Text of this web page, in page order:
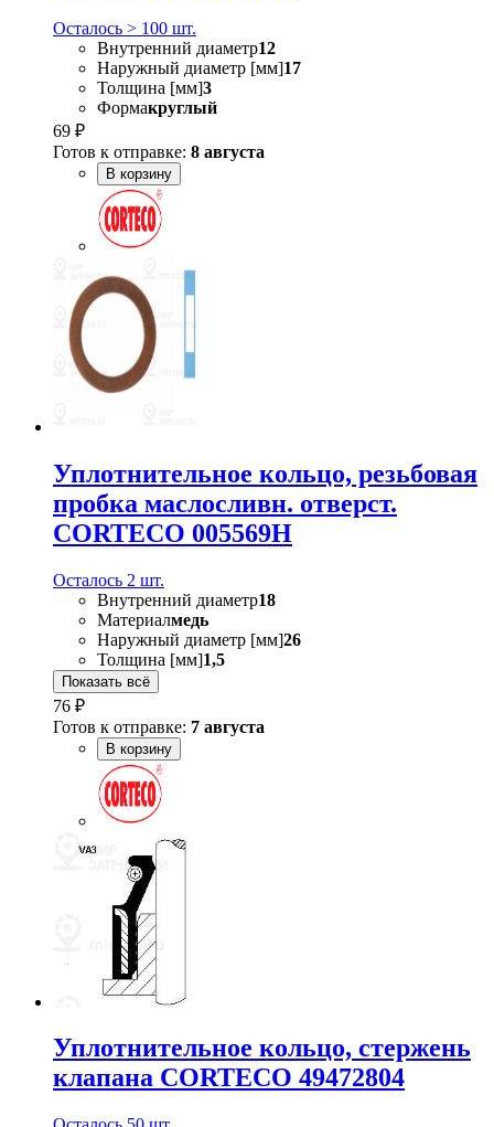
Осталось > 100 шт.
Внутренний диаметр12
Наружный диаметр [мм]17
Толщина [мм]3
Формакруглый
69 ₽
Готов к отправке: 8 августа
В корзину
Уплотнительное кольцо, резьбовая
пробка маслосливн. отверст.
CORTECO 005569H
Осталось 2 шт.
Внутренний диаметр18
Материалмедь
Наружный диаметр [мм]26
Толщина [мм]1,5
Показать всё
76 ₽
Готов к отправке: 7 августа
В корзину
Уплотнительное кольцо, стержень
клапана CORTECO 49472804